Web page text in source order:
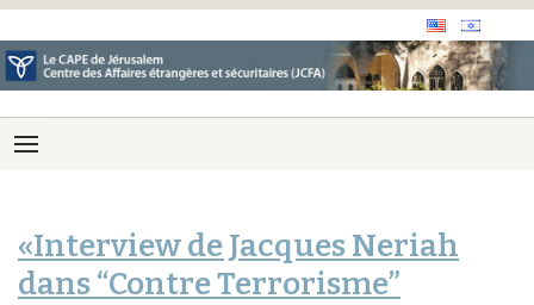
«Interview de Jacques Neriah
dans “Contre Terrorisme”